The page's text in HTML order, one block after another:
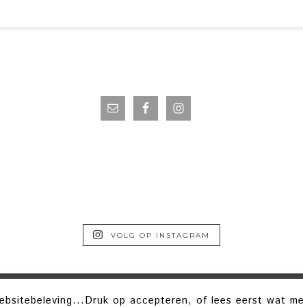
VOLG OP INSTAGRAM
© 2026 ·HELLO TRENDING ONGENESIS FRAMEWORK·WORDPRESS
op accepteren, of lees eerst wat